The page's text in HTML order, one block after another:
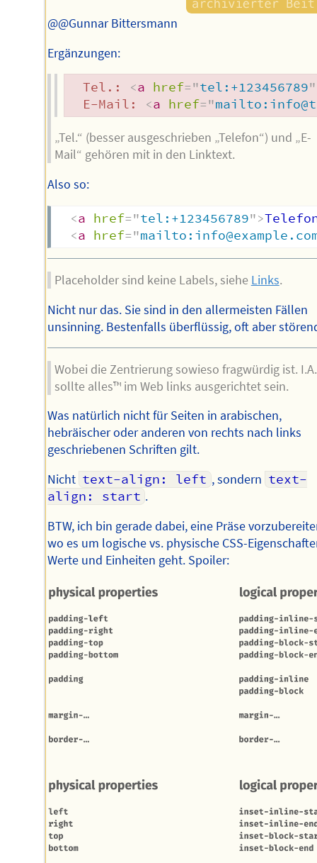
@@Gunnar Bittersmann
Ergänzungen:
  Tel.:
<a href="tel:+123456789"
  E-Mail:
<a href="
„Tel.“ (besser ausgeschrieben „Telefon“) und „E-
Mail“ gehören mit in den Linktext.
Also so:
<a href="tel:+123456789">
<a href="
Placeholder sind keine Labels, siehe Links.
Nicht nur das. Sie sind in den allermeisten Fällen
unsinning. Bestenfalls überflüssig, oft aber
Wobei die Zentrierung sowieso fragwürdig ist. I.A.
sollte alles™ im Web links ausgerichtet sein.
Was natürlich nicht für Seiten in arabischen,
hebräischer oder anderen von rechts nach links
geschriebenen Schriften gilt.
Nicht text-align: left , sondern text-
align: start .
BTW, ich bin gerade dabei, eine Präse
wo es um logische vs. physische CSS-
Werte und Einheiten geht. Spoiler: